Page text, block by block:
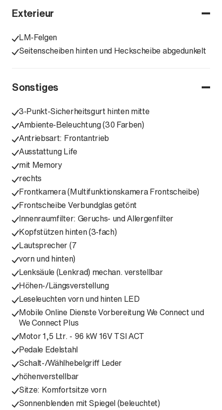
Exterieur
LM-Felgen
Seitenscheiben hinten und Heckscheibe abgedunkelt
Sonstiges
3-Punkt-Sicherheitsgurt hinten mitte
Ambiente-Beleuchtung (30 Farben)
Antriebsart: Frontantrieb
Ausstattung Life
mit Memory
rechts
Frontkamera (Multifunktionskamera Frontscheibe)
Frontscheibe Verbundglas getönt
Innenraumfilter: Geruchs- und Allergenfilter
Kopfstützen hinten (3-fach)
Lautsprecher (7
vorn und hinten)
Lenksäule (Lenkrad) mechan. verstellbar
Höhen-/Längsverstellung
Leseleuchten vorn und hinten LED
Mobile Online Dienste Vorbereitung We Connect und
We Connect Plus
Motor 1,5 Ltr. - 96 kW 16V TSI ACT
Pedale Edelstahl
Schalt-/Wählhebelgriff Leder
höhenverstellbar
Sitze: Komfortsitze vorn
Sonnenblenden mit Spiegel (beleuchtet)